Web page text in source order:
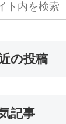
の投稿
記事